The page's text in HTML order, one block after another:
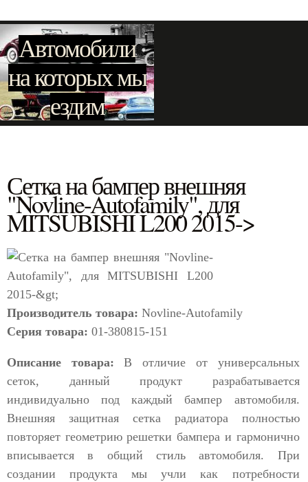
Автомобили
на которых мы
ездим
Сетка на бампер внешняя
"Novline-Autofamily", для
MITSUBISHI L200 2015->
Производитель товара: Novline-Autofamily
Серия товара: 01-380815-151
Описание товара: В отличие от универсальных
сеток, данный продукт разрабатывается
индивидуально под каждый бампер автомобиля.
Внешняя защитная сетка радиатора полностью
повторяет геометрию решетки бампера и гармонично
вписывается в общий стиль автомобиля. При
создании продукта мы учли как потребности